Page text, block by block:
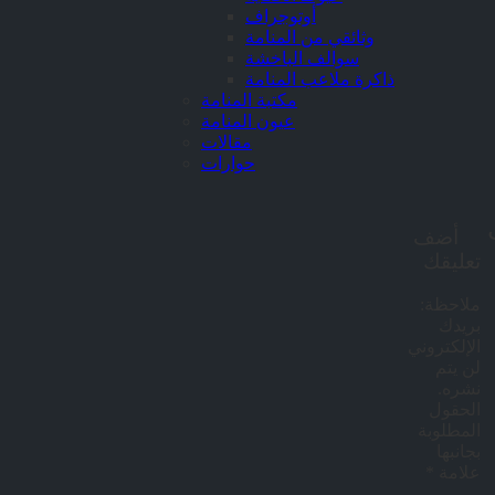
أوتوجراف
وثائقي من المنامة
سوالف الباخشة
ذاكرة ملاعب المنامة
مكتبة المنامة
عيون المنامة
مقالات
حوارات